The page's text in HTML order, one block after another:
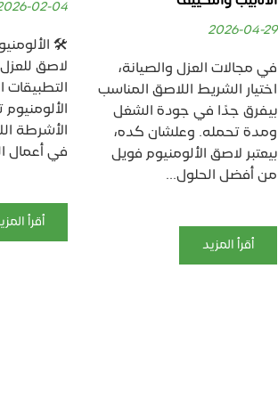
2026-02-04
لاصق للعزل والحماية في
التطبيقات الصناعية يُعد
الألومنيوم تيب من أهم أنواع
الأشرطة اللاصقة المستخدمة
في أعمال العزل...
🟦 شريط
الحل
الحرارية
فويل من
اللاصقة
أقرأ